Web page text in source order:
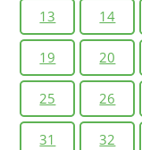
13 14
19 20
25 26
31 32